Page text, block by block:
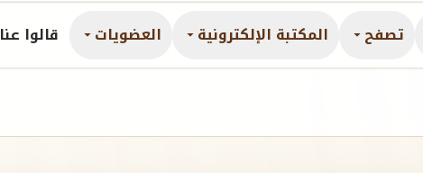
تصفح المكتبة الإلكترونية العضويات قالوا عنا